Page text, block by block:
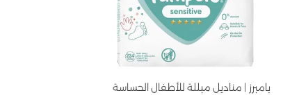
بامبرز | مناديل مبللة للأطفال الحساسة